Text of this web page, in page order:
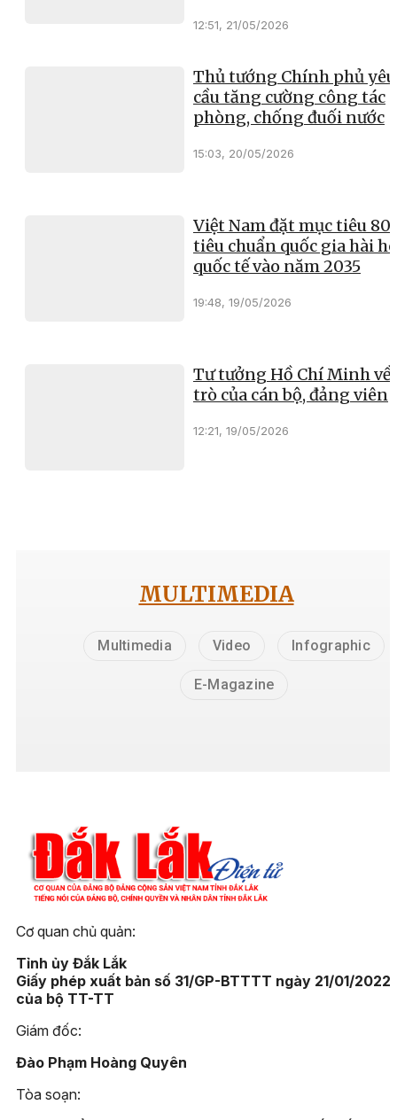
12:51, 21/05/2026
Thủ tướng Chính phủ yêu
cầu tăng cường công tác
phòng, chống đuối nước
15:03, 20/05/2026
Việt Nam đặt mục tiêu
tiêu chuẩn quốc gia hài
quốc tế vào năm 2035
19:48, 19/05/2026
Tư tưởng Hồ Chí Minh về
trò của cán bộ, đảng viên
12:21, 19/05/2026
MULTIMEDIA
Multimedia Video Infographic
E-Magazine
Cơ quan chủ quản:
Tỉnh ủy Đắk Lắk
Giấy phép xuất bản số 31/GP-BTTTT ngày 21/01/2022
của bộ TT-TT
Giám đốc:
Đào Phạm Hoàng Quyên
Tòa soạn: